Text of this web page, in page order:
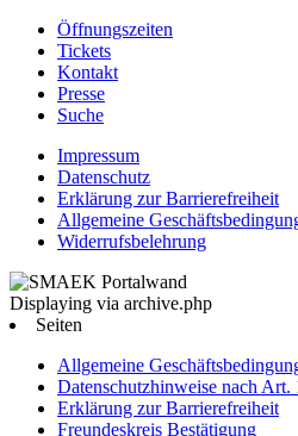
Öffnungszeiten
Tickets
Kontakt
Presse
Suche
Impressum
Datenschutz
Erklärung zur Barrierefreiheit
Allgemeine
Widerrufsbelehrung
Displaying via archive.php
Seiten
Allgemeine
Datenschutzhinweise nach
Erklärung zur Barrierefreiheit
Freundeskreis Bestätigung